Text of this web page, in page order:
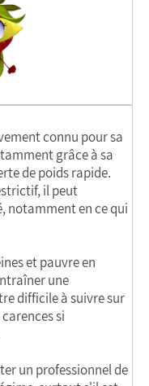
connu pour sa
grâce à sa
de poids rapide.
il peut
notamment en ce qui
et pauvre en
une
difficile à suivre sur
si
un professionnel de